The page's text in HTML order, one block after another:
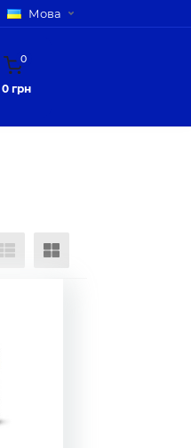
Мова
0
0 грн